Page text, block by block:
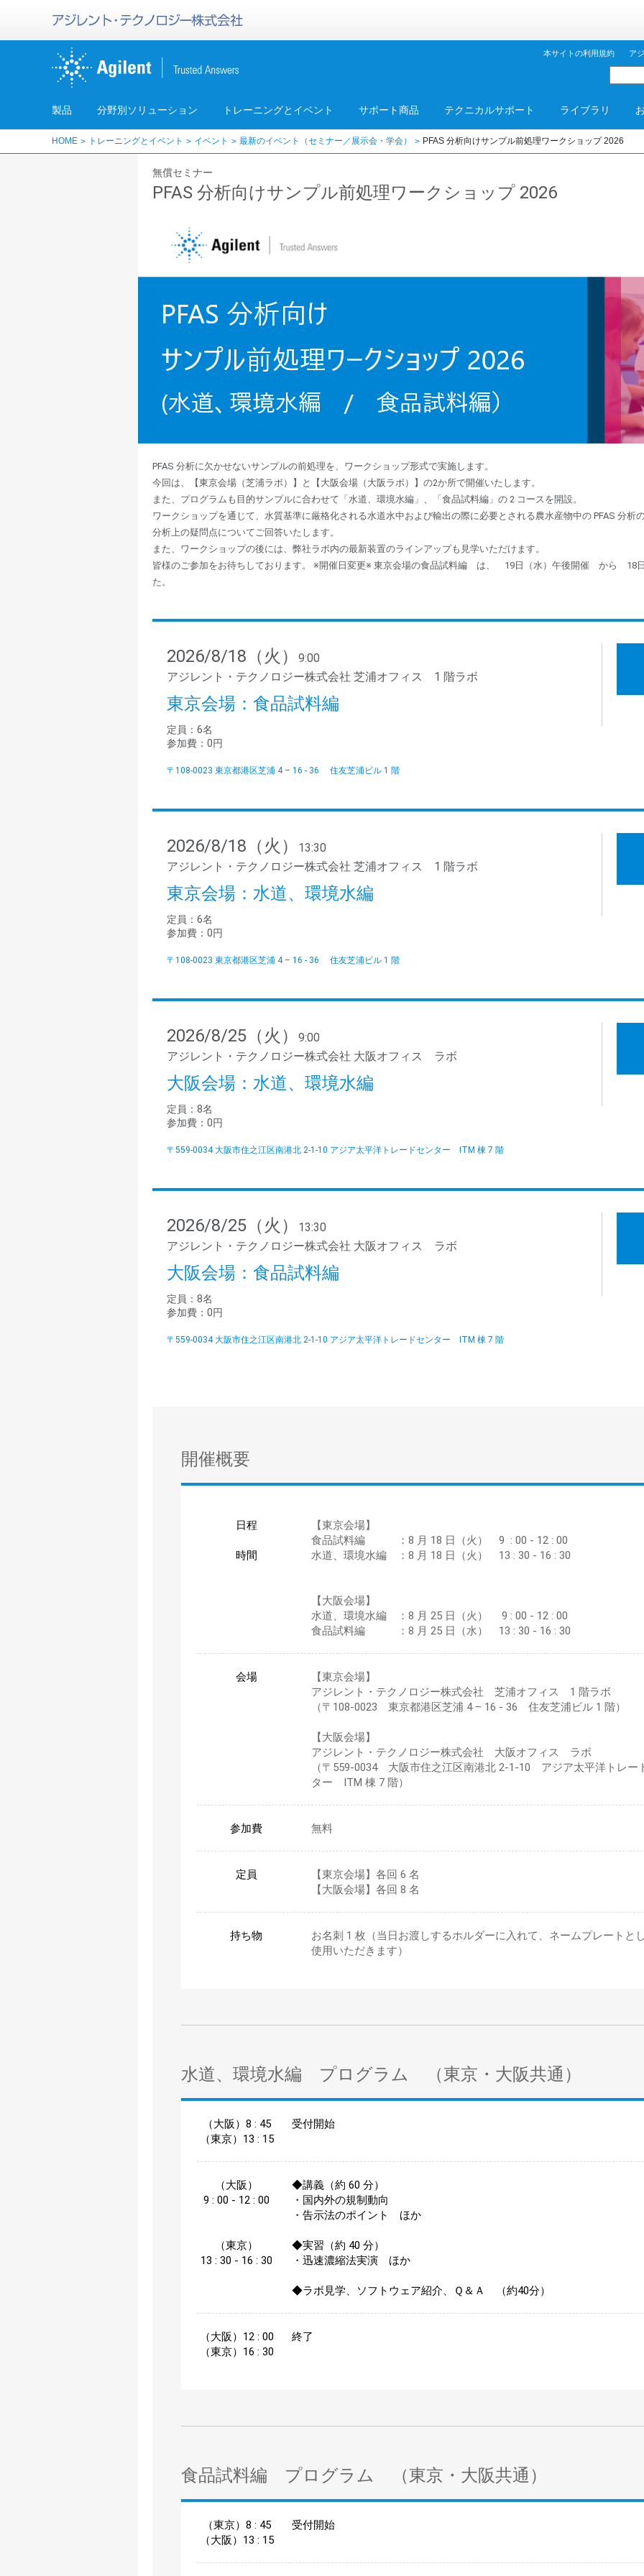
本サイトの利用規約 ア
製品 分野別ソリューション トレーニングとイベント サポート商品 テクニカルサポート ライブラリ
HOME トレーニングとイベント イベント 最新のイベント（セミナー／展示会・学会） PFAS 分析向けサンプル前処理ワークショップ 2026
無償セミナー
PFAS 分析向けサンプル前処理ワークショップ 2026
PFAS 分析に欠かせないサンプルの前処理を、ワークショップ形式で実施します。
今回は、【東京会場（芝浦ラボ）】と【大阪会場（大阪ラボ）】の2か所で開催いたします。
また、プログラムも目的サンプルに合わせて「水道、環境水編」、「食品試料編」の 2 コースを開設。
ワークショップを通じて、水質基準に厳格化される水道水中および輸出の際に必要とされる農水産物中の PFAS 分析
分析上の疑問点についてご回答いたします。
また、ワークショップの後には、弊社ラボ内の最新装置のラインアップも見学いただけます。
皆様のご参加をお待ちしております。 ※開催日変更※ 東京会場の食品試料編 は、 19日（水）午後開催 から 18
た。
2026/8/18（火）
9:00
アジレント・テクノロジー株式会社 芝浦オフィス 1 階ラボ
東京会場：食品試料編
定員：6名
参加費：0円
〒108-0023 東京都港区芝浦 4 – 16 - 36 住友芝浦ビル 1 階
2026/8/18（火）
13:30
アジレント・テクノロジー株式会社 芝浦オフィス 1 階ラボ
東京会場：水道、環境水編
定員：6名
参加費：0円
〒108-0023 東京都港区芝浦 4 – 16 - 36 住友芝浦ビル 1 階
2026/8/25（火）
9:00
アジレント・テクノロジー株式会社 大阪オフィス ラボ
大阪会場：水道、環境水編
定員：8名
参加費：0円
〒559-0034 大阪市住之江区南港北 2-1-10 アジア太平洋トレードセンター ITM 棟 7 階
2026/8/25（火）
13:30
アジレント・テクノロジー株式会社 大阪オフィス ラボ
大阪会場：食品試料編
定員：8名
参加費：0円
〒559-0034 大阪市住之江区南港北 2-1-10 アジア太平洋トレードセンター ITM 棟 7 階
開催概要
日程
時間
【東京会場】
食品試料編 ：8 月 18 日（火） 9 : 00 - 12 : 00
水道、環境水編 ：8 月 18 日（火） 13 : 30 - 16 : 30
【大阪会場】
水道、環境水編 ：8 月 25 日（火） 9 : 00 - 12 : 00
食品試料編 ：8 月 25 日（水） 13 : 30 - 16 : 30
会場
【東京会場】
アジレント・テクノロジー株式会社 芝浦オフィス 1 階ラボ
（〒108-0023 東京都港区芝浦 4 – 16 - 36 住友芝浦ビル 1 階）
【大阪会場】
アジレント・テクノロジー株式会社 大阪オフィス ラボ
（〒559-0034 大阪市住之江区南港北 2-1-10 アジア太平洋トレー
ター ITM 棟 7 階）
参加費 無料
定員
【東京会場】各回 6 名
【大阪会場】各回 8 名
持ち物
お名刺 1 枚（当日お渡しするホルダーに入れて、ネームプレートと
使用いただきます）
水道、環境水編 プログラム （東京・大阪共通）
（大阪）8 : 45
（東京）13 : 15
受付開始
（大阪）
9 : 00 - 12 : 00
（東京）
13 : 30 - 16 : 30
◆講義（約 60 分）
・国内外の規制動向
・告示法のポイント ほか
◆実習（約 40 分）
・迅速濃縮法実演 ほか
◆ラボ見学、ソフトウェア紹介、Ｑ＆Ａ （約40分）
（大阪）12 : 00
（東京）16 : 30
終了
食品試料編 プログラム （東京・大阪共通）
（東京）8 : 45
（大阪）13 : 15
受付開始